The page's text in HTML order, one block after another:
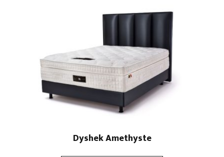
Dyshek Amethyste